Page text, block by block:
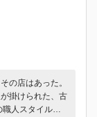
の店はあった。
掛けられた、古
人スタイルを